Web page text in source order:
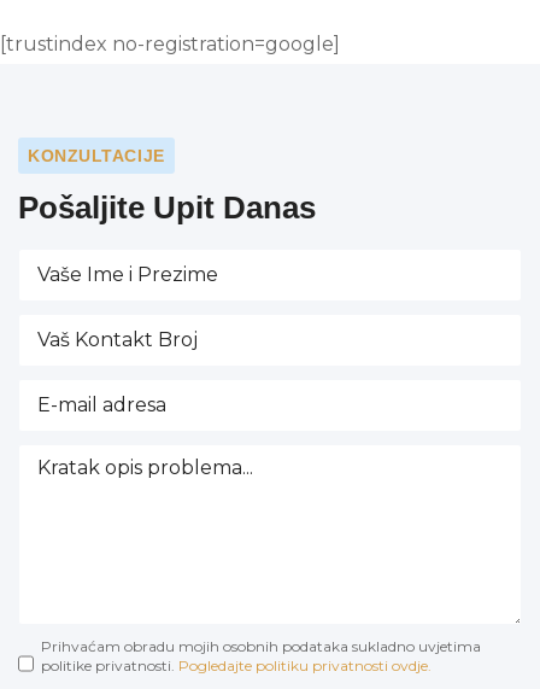
[trustindex no-registration=google]
KONZULTACIJE
Pošaljite Upit Danas
Prihvaćam obradu mojih osobnih podataka sukladno uvjetima
politike privatnosti. Pogledajte politiku privatnosti ovdje.